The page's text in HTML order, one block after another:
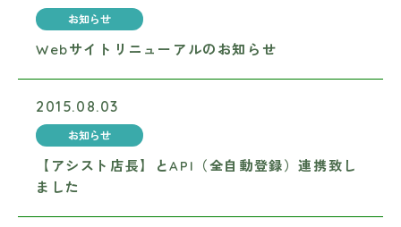
お知らせ
Webサイトリニューアルのお知らせ
2015.08.03
お知らせ
【アシスト店長】とAPI（全自動登録）連携致し
ました